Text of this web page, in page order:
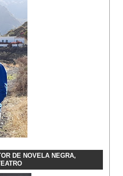
DE NOVELA NEGRA,